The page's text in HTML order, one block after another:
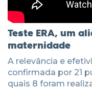
Teste ERA, um
maternidade
A relevância e
confirmada por 21
quais 8 foram